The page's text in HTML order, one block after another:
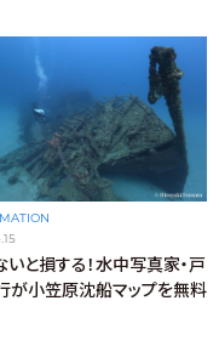
いと損する！水中写真家・戸
が小笠原沈船マップを無料